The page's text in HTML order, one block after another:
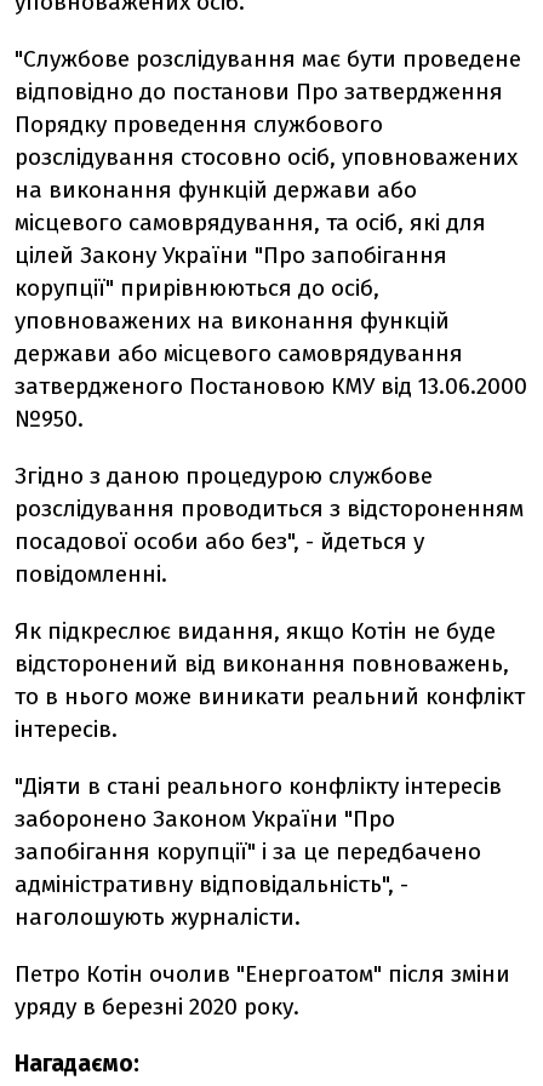
"Службове розслідування має бути проведене
відповідно до постанови Про затвердження
Порядку проведення службового
розслідування стосовно осіб, уповноважених
на виконання функцій держави або
місцевого самоврядування, та осіб, які для
цілей Закону України "Про запобігання
корупції" прирівнюються до осіб,
уповноважених на виконання функцій
держави або місцевого самоврядування
затвердженого Постановою КМУ від 13.06.2000
№950.
Згідно з даною процедурою службове
розслідування проводиться з відстороненням
посадової особи або без", - йдеться у
повідомленні.
Як підкреслює видання, якщо Котін не буде
відсторонений від виконання повноважень,
то в нього може виникати реальний конфлікт
інтересів.
"Діяти в стані реального конфлікту інтересів
заборонено Законом України "Про
запобігання корупції" і за це передбачено
адміністративну відповідальність", -
наголошують журналісти.
Петро Котін очолив "Енергоатом" після зміни
уряду в березні 2020 року.
Нагадаємо: